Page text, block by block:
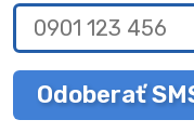
Odoberať